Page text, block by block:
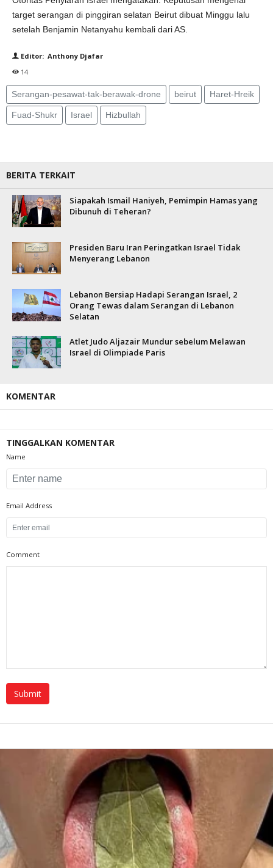
target serangan di pinggiran selatan Beirut dibuat Minggu lalu
setelah Benjamin Netanyahu kembali dari AS.
Editor: Anthony Djafar
14
Serangan-pesawat-tak-berawak-drone beirut Haret-Hreik
Fuad-Shukr Israel Hizbullah
BERITA TERKAIT
Siapakah Ismail Haniyeh, Pemimpin Hamas yang
Dibunuh di Teheran?
Presiden Baru Iran Peringatkan Israel Tidak
Menyerang Lebanon
Lebanon Bersiap Hadapi Serangan Israel, 2
Orang Tewas dalam Serangan di Lebanon
Selatan
Atlet Judo Aljazair Mundur sebelum Melawan
Israel di Olimpiade Paris
KOMENTAR
TINGGALKAN KOMENTAR
Name
Email Address
Comment